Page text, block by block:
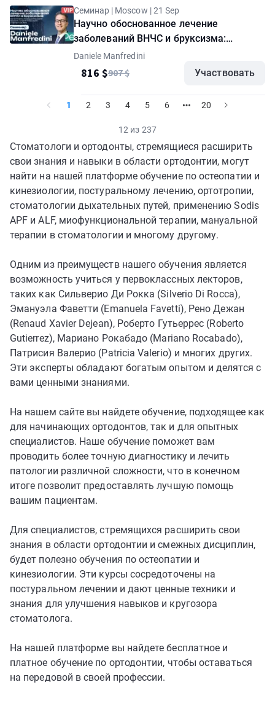
Семинар | Moscow | 21 Sep
Научно обоснованное лечение
заболеваний ВНЧС и бруксизма:
когнитивно-поведенческая терапия,
сплинт-терапия и артроцентез. Семинар
Daniele Manfredini
816 $907 $ Участвовать
1 2 3 4 5 6 20
12 из 237
Стоматологи и ортодонты, стремящиеся расширить
свои знания и навыки в области ортодонтии, могут
найти на нашей платформе обучение по остеопатии и
кинезиологии, постуральному лечению, ортотропии,
стоматологии дыхательных путей, применению Sodis
APF и ALF, миофункциональной терапии, мануальной
терапии в стоматологии и многому другому.
Одним из преимуществ нашего обучения является
возможность учиться у первоклассных лекторов,
таких как Сильверио Ди Рокка (Silverio Di Rocca),
Эмануэла Фаветти (Emanuela Favetti), Рено Дежан
(Renaud Xavier Dejean), Роберто Гутьеррес (Roberto
Gutierrez), Мариано Рокабадо (Mariano Rocabado),
Патрисия Валерио (Patricia Valerio) и многих других.
Эти эксперты обладают богатым опытом и делятся с
вами ценными знаниями.
На нашем сайте вы найдете обучение, подходящее как
для начинающих ортодонтов, так и для опытных
специалистов. Наше обучение поможет вам
проводить более точную диагностику и лечить
патологии различной сложности, что в конечном
итоге позволит предоставлять лучшую помощь
вашим пациентам.
Для специалистов, стремящихся расширить свои
знания в области ортодонтии и смежных дисциплин,
будет полезно обучения по остеопатии и
кинезиологии. Эти курсы сосредоточены на
постуральном лечении и дают ценные техники и
знания для улучшения навыков и кругозора
стоматолога.
На нашей платформе вы найдете бесплатное и
платное обучение по ортодонтии, чтобы оставаться
на передовой в своей профессии.